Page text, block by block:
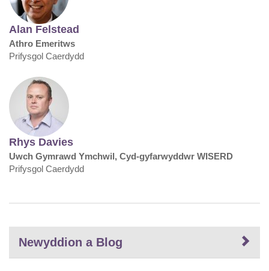
Alan Felstead
Athro Emeritws
Prifysgol Caerdydd
Rhys Davies
Uwch Gymrawd Ymchwil, Cyd-gyfarwyddwr WISERD
Prifysgol Caerdydd
Newyddion a Blog